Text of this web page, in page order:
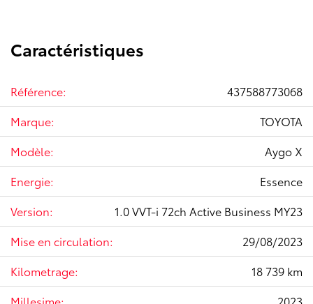
Caractéristiques
Référence:
437588773068
Marque:
TOYOTA
Modèle:
Aygo X
Energie:
Essence
Version:
1.0 VVT-i 72ch Active Business MY23
Mise en circulation:
29/08/2023
Kilometrage:
18 739 km